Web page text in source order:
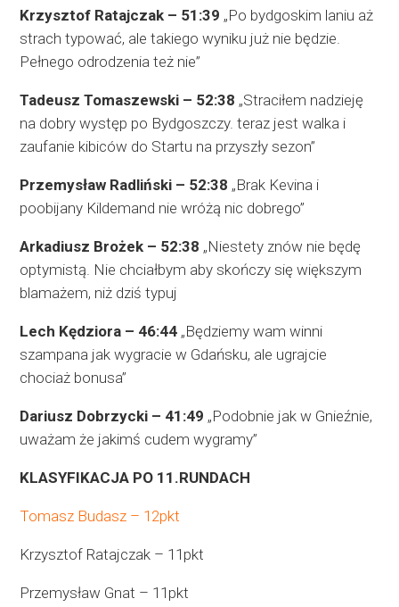
Krzysztof Ratajczak – 51:39 „Po bydgoskim laniu aż
strach typować, ale takiego wyniku już nie będzie.
Pełnego odrodzenia też nie”
Tadeusz Tomaszewski – 52:38 „Straciłem nadzieję
na dobry występ po Bydgoszczy. teraz jest walka i
zaufanie kibiców do Startu na przyszły sezon”
Przemysław Radliński – 52:38 „Brak Kevina i
poobijany Kildemand nie wróżą nic dobrego”
Arkadiusz Brożek – 52:38 „Niestety znów nie będę
optymistą. Nie chciałbym aby skończy się większym
blamażem, niż dziś typuj
Lech Kędziora – 46:44 „Będziemy wam winni
szampana jak wygracie w Gdańsku, ale ugrajcie
chociaż bonusa”
Dariusz Dobrzycki – 41:49 „Podobnie jak w Gnieźnie,
uważam że jakimś cudem wygramy”
KLASYFIKACJA PO 11.RUNDACH
Tomasz Budasz – 12pkt
Krzysztof Ratajczak – 11pkt
Przemysław Gnat – 11pkt